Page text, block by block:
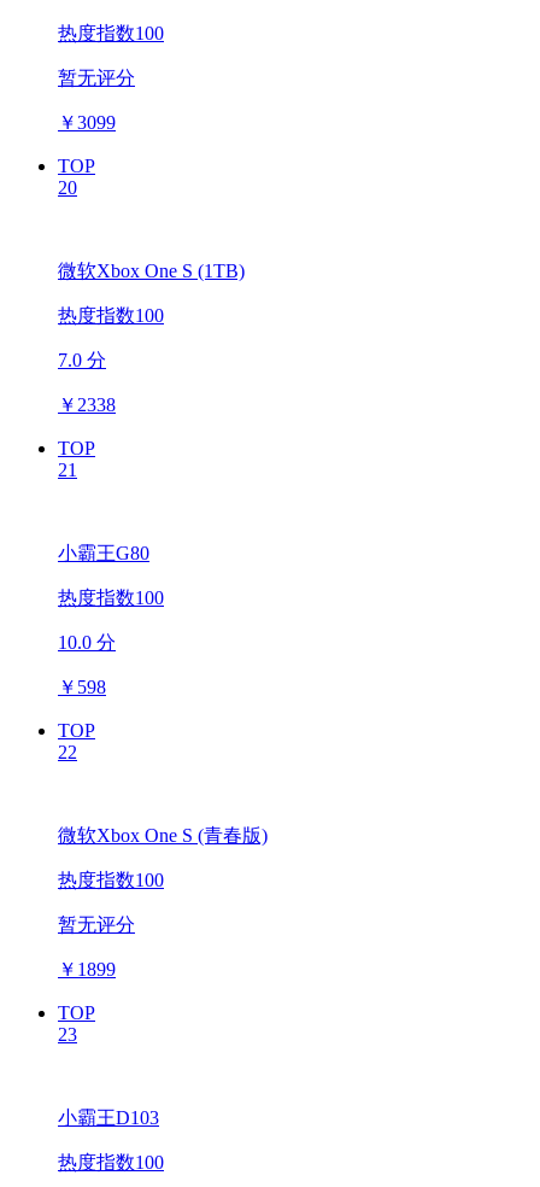
热度指数100
暂无评分
￥3099
TOP
20
微软Xbox One S (1TB)
热度指数100
7.0 分
￥ 2338
TOP
21
小霸王G80
热度指数100
10.0 分
￥ 598
TOP
22
微软Xbox One S (青春版)
热度指数100
暂无评分
￥ 1899
TOP
23
小霸王D103
热度指数100